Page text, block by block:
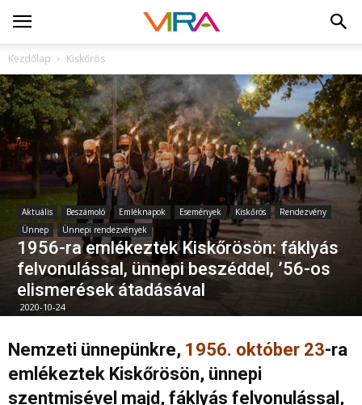
Kezdőlap Kiskőrös
Aktuális Beszámoló Emléknapok Események Kiskőrös
Rendezvény
Ünnep
Ünnepi rendezvények
1956-ra emlékeztek Kiskőrösön: fáklyás
felvonulással, ünnepi beszéddel, ’56-os
elismerések átadásával
2020-10-24
Nemzeti ünnepünkre, 1956. október 23-ra
emlékeztek Kiskőrösön, ünnepi
szentmisével majd, fáklyás felvonulással,